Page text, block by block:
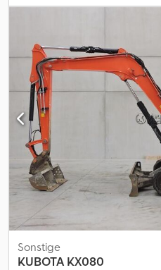
Grabilica za iskop 90 cm, kašika
99 cm – 124 cm, dodatna
državnih institucija, kao i
kontaktirajte ako imate mašine i
drugi brine o njihovoj prodaji,
Imamo dugogodišnje iskustvo,
klijenata. Naši klijenti ne treba
valorizacije svojih mašina i
Sonstige
KUBOTA KX080